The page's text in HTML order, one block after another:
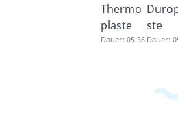
Thermo
plaste
Dauer: 05:36
ste
Dauer: